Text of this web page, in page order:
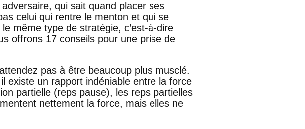
qui sait quand placer ses
celui qui rentre le menton et qui se
même type de stratégie, c’est-à-dire
offrons 17 conseils pour une prise de
pas à être beaucoup plus musclé.
existe un rapport indéniable entre la force
partielle (reps pause), les reps partielles
nettement la force, mais elles ne